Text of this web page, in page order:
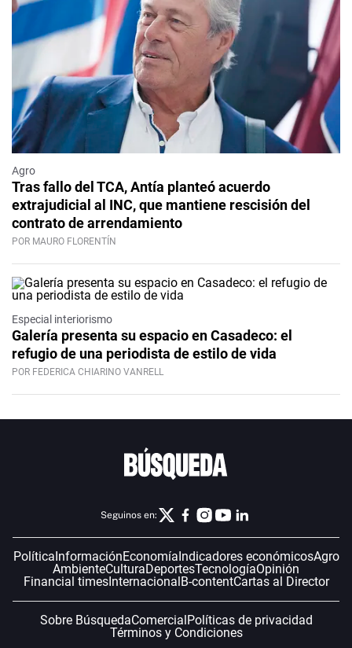
Agro
Tras fallo del TCA, Antía planteó acuerdo
extrajudicial al INC, que mantiene rescisión del
contrato de arrendamiento
POR MAURO FLORENTÍN
Especial interiorismo
Galería presenta su espacio en Casadeco: el
refugio de una periodista de estilo de vida
POR FEDERICA CHIARINO VANRELL
Seguinos en:
PolíticaInformaciónEconomíaIndicadores económicosAgro
AmbienteCulturaDeportesTecnologíaOpinión
Financial timesInternacionalB-contentCartas al Director
Sobre BúsquedaComercialPolíticas de privacidad
Términos y Condiciones